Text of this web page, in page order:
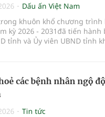
Dấu ấn Việt Nam
khuôn khổ chương
kỳ 2026 - 2031đã tiến
tỉnh và Ủy viên UBND tỉnh
các bệnh nhân ngộ
Tin tức